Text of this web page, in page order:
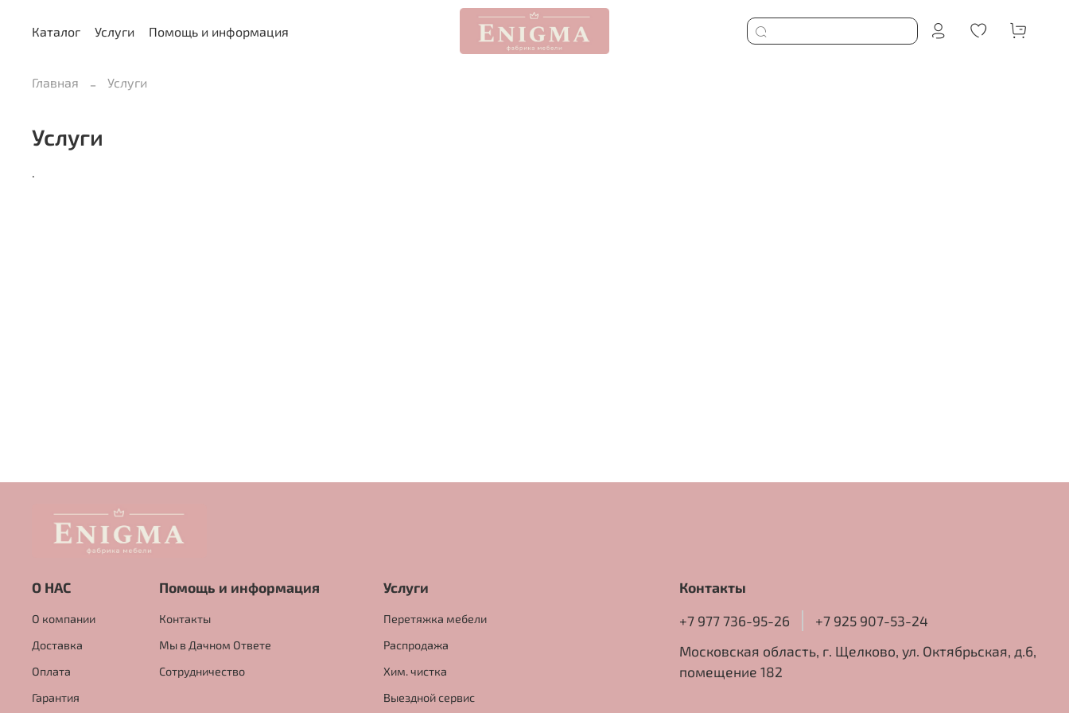
Каталог Услуги Помощь и информация
Главная Услуги
Услуги
.
О НАС
О компании
Доставка
Оплата
Гарантия
Помощь и информация
Контакты
Мы в Дачном Ответе
Сотрудничество
Услуги
Перетяжка мебели
Распродажа
Хим. чистка
Выездной сервис
Контакты
+7 977 736-95-26
+7 925 907-53-24
Московская область, г. Щелково, ул. Октябрьская, д.6,
помещение 182